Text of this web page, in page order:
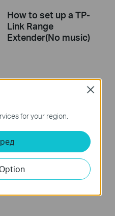
How to set up a TP-
Link Range
Extender(No music)
for your region.
Close